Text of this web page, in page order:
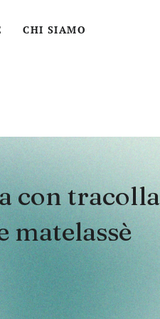
CHI SIAMO
con tracolla
matelassè